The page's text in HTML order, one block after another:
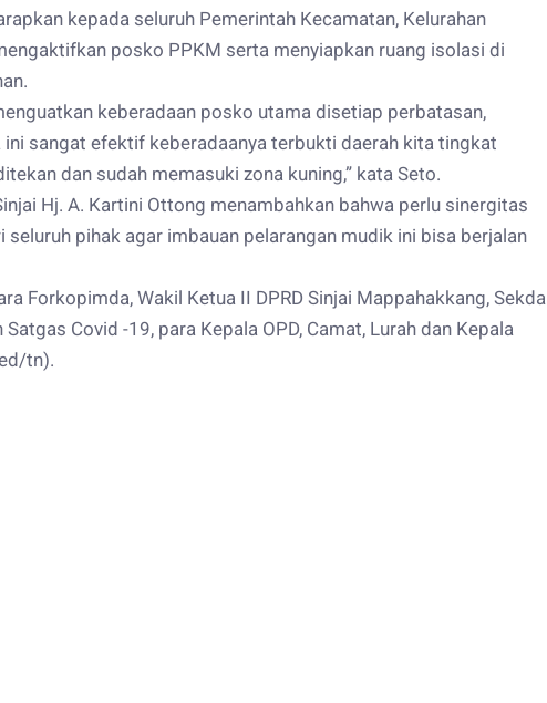
kepada seluruh Pemerintah Kecamatan, Kelurahan
posko PPKM serta menyiapkan ruang isolasi di
keberadaan posko utama disetiap perbatasan,
sangat efektif keberadaanya terbukti daerah kita tingkat
dan sudah memasuki zona kuning,” kata Seto.
Hj. A. Kartini Ottong menambahkan bahwa perlu sinergitas
pihak agar imbauan pelarangan mudik ini bisa berjalan
Forkopimda, Wakil Ketua II DPRD Sinjai Mappahakkang, Sekda
Covid -19, para Kepala OPD, Camat, Lurah dan Kepala
tn).